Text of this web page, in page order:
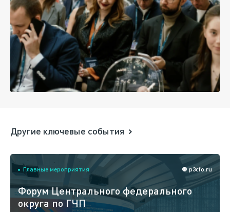
Другие ключевые события
Главные мероприятия p3cfo.ru
Форум Центрального федерального
округа по ГЧП